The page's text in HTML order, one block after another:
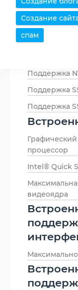
Создание
спам
Линий PCIe
Версия USB
Количество
Поддержка
Поддержка
Поддержка
Графический
процессор
Intel® Quick
видеоядра